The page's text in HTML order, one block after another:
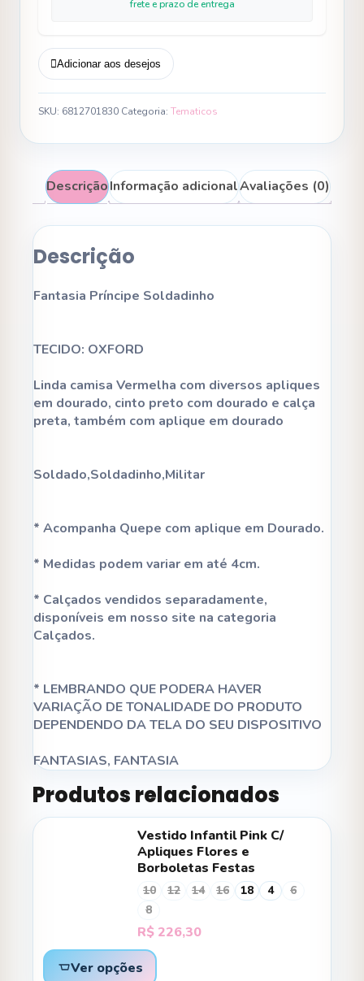
frete e prazo de entrega
Adicionar aos desejos
SKU: 6812701830 Categoria: Tematicos
DescriçãoInformação adicionalAvaliações (0)
Descrição
Fantasia Príncipe Soldadinho
TECIDO: OXFORD
Linda camisa Vermelha com diversos apliques
em dourado, cinto preto com dourado e calça
preta, também com aplique em dourado
Soldado,Soldadinho,Militar
* Acompanha Quepe com aplique em Dourado.
* Medidas podem variar em até 4cm.
* Calçados vendidos separadamente,
disponíveis em nosso site na categoria
Calçados.
* LEMBRANDO QUE PODERA HAVER
VARIAÇÃO DE TONALIDADE DO PRODUTO
DEPENDENDO DA TELA DO SEU DISPOSITIVO
FANTASIAS, FANTASIA
Produtos relacionados
Vestido Infantil Pink C/
Apliques Flores e
Borboletas Festas
10 12 14 16 18 4
6
8
R$ 226,30
Ver opções